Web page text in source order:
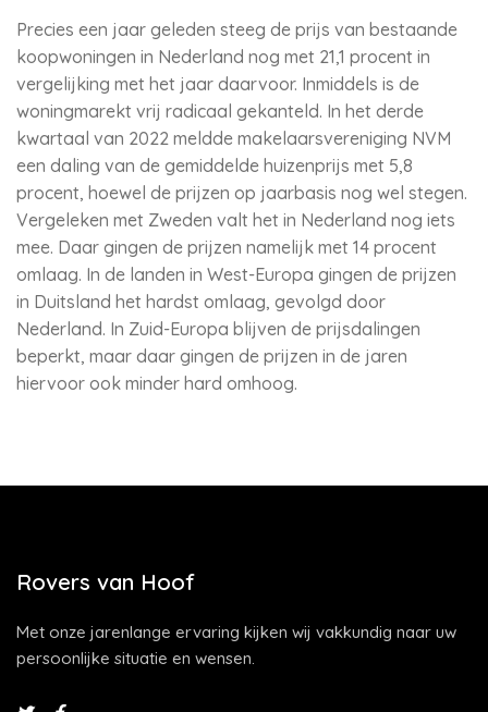
Precies een jaar geleden steeg de prijs van bestaande
koopwoningen in Nederland nog met 21,1 procent in
vergelijking met het jaar daarvoor. Inmiddels is de
woningmarekt vrij radicaal gekanteld. In het derde
kwartaal van 2022 meldde makelaarsvereniging NVM
een daling van de gemiddelde huizenprijs met 5,8
procent, hoewel de prijzen op jaarbasis nog wel stegen.
Vergeleken met Zweden valt het in Nederland nog iets
mee. Daar gingen de prijzen namelijk met 14 procent
omlaag. In de landen in West-Europa gingen de prijzen
in Duitsland het hardst omlaag, gevolgd door
Nederland. In Zuid-Europa blijven de prijsdalingen
beperkt, maar daar gingen de prijzen in de jaren
hiervoor ook minder hard omhoog.
Rovers van Hoof
Met onze jarenlange ervaring kijken wij vakkundig naar uw
persoonlijke situatie en wensen.